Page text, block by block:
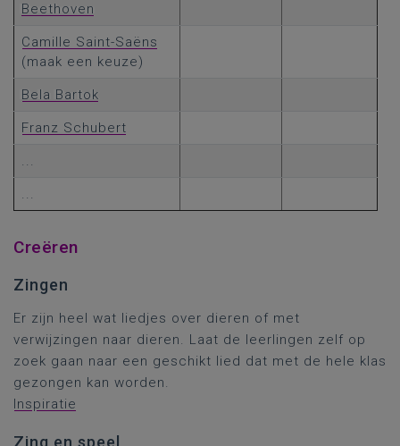
Beethoven
Camille Saint-Saëns
(maak een keuze)
Bela Bartok
Franz Schubert
...
...
Creëren
Zingen
Er zijn heel wat liedjes over dieren of met
verwijzingen naar dieren. Laat de leerlingen zelf op
zoek gaan naar een geschikt lied dat met de hele klas
gezongen kan worden.
Inspiratie
Zing en speel